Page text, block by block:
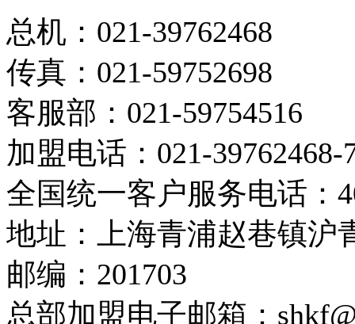
总机：021-39762468
传真：021-59752698
客服部：021-59754516
加盟电话：021-39762468-
全国统一客户服务电话：
地址：上海青浦赵巷镇沪
邮编：201703
总部加盟电子邮箱：